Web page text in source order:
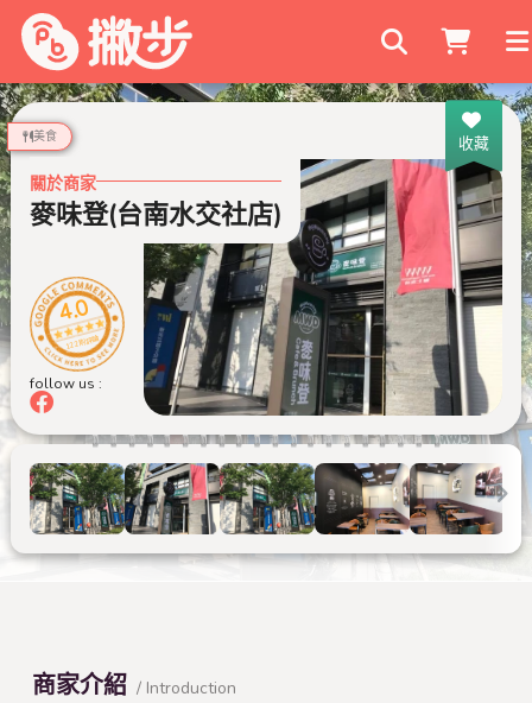
搜尋商家
收藏
美食
關於商家
麥味登(台南水交社店)
4.0
122 則評論
follow us :
商家介紹 / Introduction